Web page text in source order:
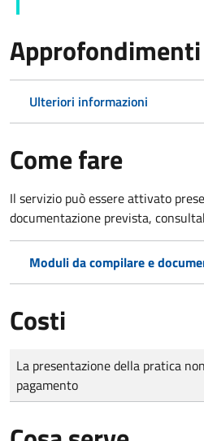
Approfondimenti
Ulteriori informazioni
Come fare
Il servizio può essere attivato
documentazione prevista,
Moduli da compilare e
Costi
Tipo di pagamento
Importo
La presentazione della pratica
pagamento